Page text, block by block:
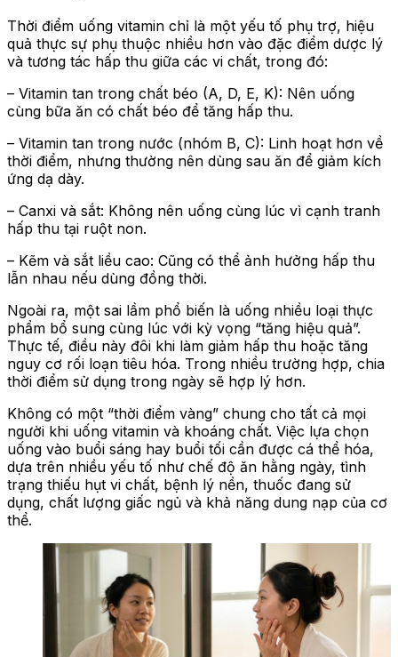
Thời điểm uống vitamin chỉ là một yếu tố phụ trợ, hiệu
quả thực sự phụ thuộc nhiều hơn vào đặc điểm dược lý
và tương tác hấp thu giữa các vi chất, trong đó:
– Vitamin tan trong chất béo (A, D, E, K): Nên uống
cùng bữa ăn có chất béo để tăng hấp thu.
– Vitamin tan trong nước (nhóm B, C): Linh hoạt hơn về
thời điểm, nhưng thường nên dùng sau ăn để giảm kích
ứng dạ dày.
– Canxi và sắt: Không nên uống cùng lúc vì cạnh tranh
hấp thu tại ruột non.
– Kẽm và sắt liều cao: Cũng có thể ảnh hưởng hấp thu
lẫn nhau nếu dùng đồng thời.
Ngoài ra, một sai lầm phổ biến là uống nhiều loại thực
phẩm bổ sung cùng lúc với kỳ vọng “tăng hiệu quả”.
Thực tế, điều này đôi khi làm giảm hấp thu hoặc tăng
nguy cơ rối loạn tiêu hóa. Trong nhiều trường hợp, chia
thời điểm sử dụng trong ngày sẽ hợp lý hơn.
Không có một “thời điểm vàng” chung cho tất cả mọi
người khi uống vitamin và khoáng chất. Việc lựa chọn
uống vào buổi sáng hay buổi tối cần được cá thể hóa,
dựa trên nhiều yếu tố như chế độ ăn hằng ngày, tình
trạng thiếu hụt vi chất, bệnh lý nền, thuốc đang sử
dụng, chất lượng giấc ngủ và khả năng dung nạp của cơ
thể.